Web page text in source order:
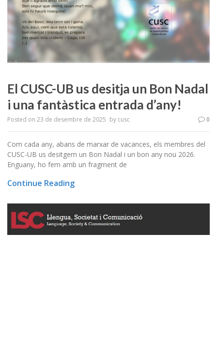
El CUSC-UB us desitja un Bon Nadal
i una fantàstica entrada d’any!
Posted on 23 de desembre de 2025 by cusc 0
Com cada any, abans de marxar de vacances, els membres del
CUSC-UB us desitgem un Bon Nadal i un bon any nou 2026.
Enguany, ho fem amb un fragment de
Continue Reading